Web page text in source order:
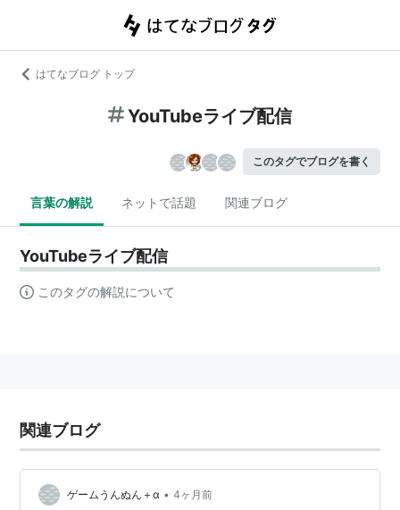
はてなブログ トップ
YouTubeライブ配信
このタグでブログを書く
言葉の解説 ネットで話題 関連ブログ
YouTubeライブ配信
このタグの解説について
関連ブログ
ゲームうんぬん＋α • 4ヶ月前